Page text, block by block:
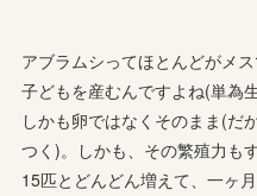
アブラムシってほとんどがメ
子どもを産むんですよね(単為
しかも卵ではなくそのまま(だ
つく)。しかも、その繁殖力も
15匹とどんどん増えて、一ヶ